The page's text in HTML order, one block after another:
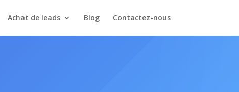
Achat de leads Blog Contactez-nous